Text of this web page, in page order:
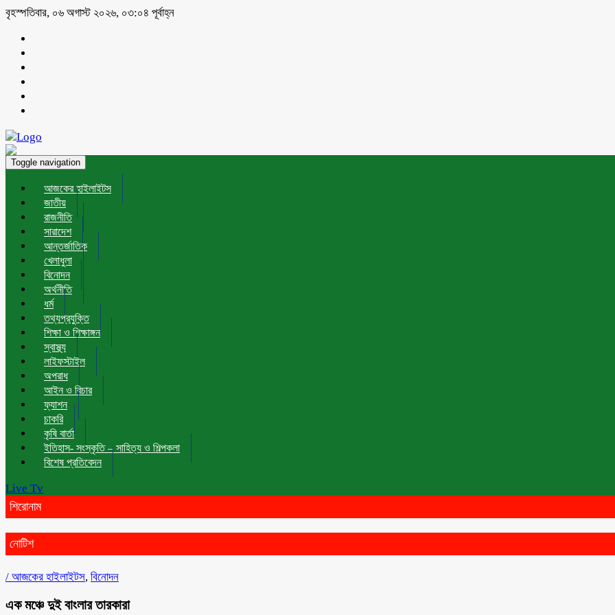
বৃহস্পতিবার, ০৬ অগাস্ট ২০২৬, ০৩:০৪ পূর্বাহ্ন
Toggle navigation
আজকের হাইলাইটস
জাতীয়
রাজনীতি
সারাদেশ
আন্তর্জাতিক
খেলাধুলা
বিনোদন
অর্থনীতি
ধর্ম
তথ্যপ্রযুক্তি
শিক্ষা ও শিক্ষাঙ্গন
স্বাস্থ্য
লাইফস্টাইল
অপরাধ
আইন ও বিচার
ফ্যাশন
চাকরি
কৃষি বার্তা
ইতিহাস- সংস্কৃতি – সাহিত্য ও শিল্পকলা
বিশেষ প্রতিবেদন
Live Tv
শিরোনাম
নোটিশ
/ আজকের হাইলাইটস, বিনোদন
এক মঞ্চে দুই বাংলার তারকারা